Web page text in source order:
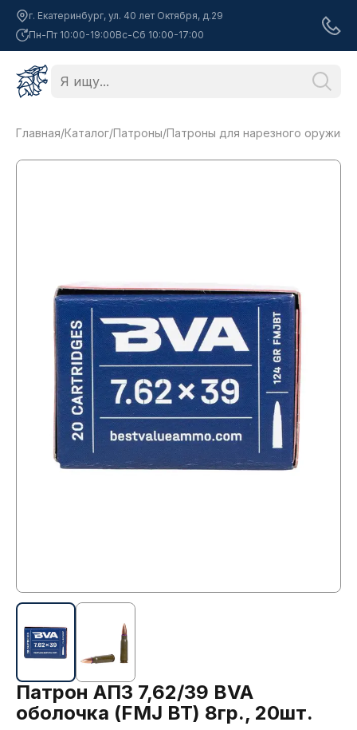
г. Екатеринбург, ул. 40 лет Октября, д.29
Пн-Пт 10:00-19:00Вс-Сб 10:00-17:00
Главная/Каталог/Патроны/Патроны для нарезного оружия
Патрон АПЗ 7,62/39 BVA
оболочка (FMJ BT) 8гр., 20шт.